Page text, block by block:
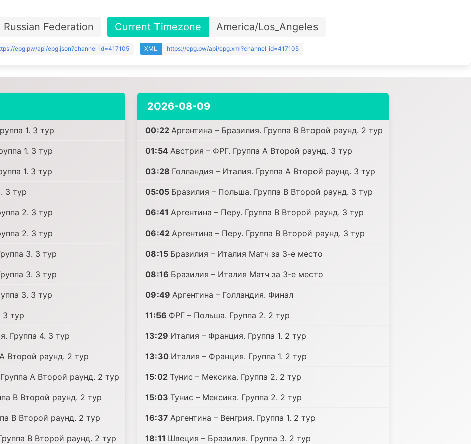
Russian Federation Current Timezone America/Los_Angeles
epg.pw/api/epg.json?channel_id=417105 XML https://epg.pw/api/epg.xml?channel_id=417105
1. 3 тур
1. 3 тур
1. 3 тур
3 тур
2. 3 тур
2. 3 тур
3. 3 тур
3. 3 тур
3. 3 тур
3 тур
Группа 4. 3 тур
Второй раунд. 2 тур
A Второй раунд. 2 тур
B Второй раунд. 2 тур
B Второй раунд. 2 тур
B Второй раунд. 2 тур
2026-08-09
00:22 Аргентина – Бразилия. Группа B Второй раунд. 2 тур
01:54 Австрия – ФРГ. Группа A Второй раунд. 3 тур
03:28 Голландия – Италия. Группа A Второй раунд. 3 тур
05:05 Бразилия – Польша. Группа B Второй раунд. 3 тур
06:41 Аргентина – Перу. Группа B Второй раунд. 3 тур
06:42 Аргентина – Перу. Группа B Второй раунд. 3 тур
08:15 Бразилия – Италия Матч за 3-е место
08:16 Бразилия – Италия Матч за 3-е место
09:49 Аргентина – Голландия. Финал
11:56 ФРГ – Польша. Группа 2. 2 тур
13:29 Италия – Франция. Группа 1. 2 тур
13:30 Италия – Франция. Группа 1. 2 тур
15:02 Тунис – Мексика. Группа 2. 2 тур
15:03 Тунис – Мексика. Группа 2. 2 тур
16:37 Аргентина – Венгрия. Группа 1. 2 тур
18:11 Швеция – Бразилия. Группа 3. 2 тур